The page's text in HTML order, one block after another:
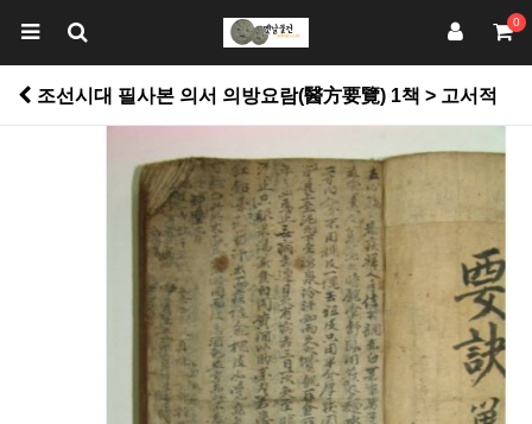
0
조선시대 필사본 의서 의방요람(醫方要覽) 1책 > 고서적